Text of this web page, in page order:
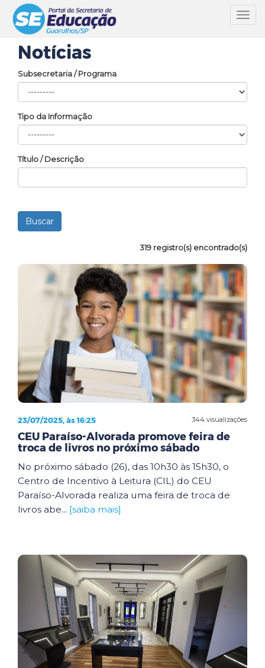
Notícias
Subsecretaria / Programa
Tipo da Informação
Título / Descrição
319 registro(s) encontrado(s)
344 visualizações
23/07/2025, às 16:25
CEU Paraíso-Alvorada promove feira de
troca de livros no próximo sábado
No próximo sábado (26), das 10h30 às 15h30, o
Centro de Incentivo à Leitura (CIL) do CEU
Paraíso-Alvorada realiza uma feira de troca de
livros abe... [saiba mais]